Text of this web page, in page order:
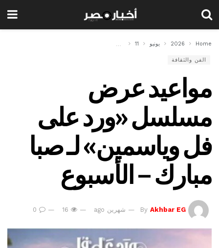
Home
2026 يونيو 11
الفن والثقافة
مواعيد عرض
مسلسل «ورد على
فل وياسمين» لـ صبا
مبارك – الأسبوع
By Akhbar EG شهرين ago